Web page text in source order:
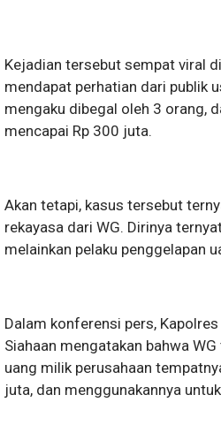
Kejadian tersebut sempat viral
mendapat perhatian dari publik
mengaku dibegal oleh 3 orang,
mencapai Rp 300 juta.
Akan tetapi, kasus tersebut
rekayasa dari WG. Dirinya
melainkan pelaku penggelapan
Dalam konferensi pers, Kapolres
Siahaan mengatakan bahwa
uang milik perusahaan
juta, dan menggunakannya